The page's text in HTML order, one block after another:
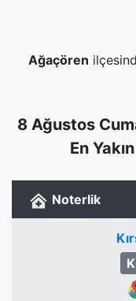
Ağaçören
8 Ağustos
En
Noterlik